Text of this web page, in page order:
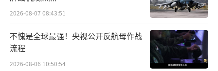
2026-08-07 08:43:51
不愧是全球最强！央视公开反航母作战
流程
2026-08-06 10:50:54